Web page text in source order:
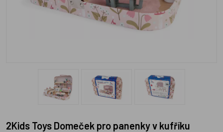
2Kids Toys Domeček pro panenky v kufříku